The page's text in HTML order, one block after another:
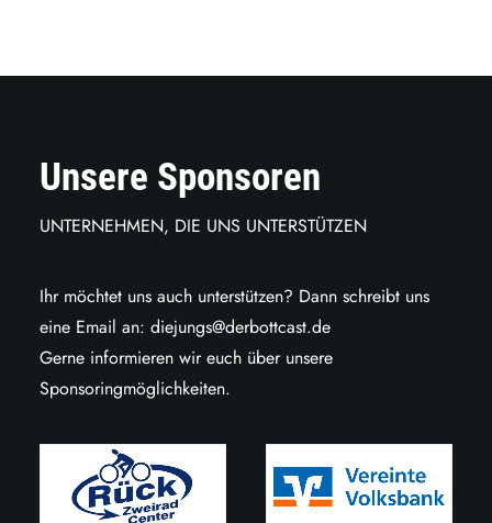
Unsere Sponsoren
UNTERNEHMEN, DIE UNS UNTERSTÜTZEN
Ihr möchtet uns auch unterstützen? Dann schreibt uns
eine Email an: diejungs@derbottcast.de
Gerne informieren wir euch über unsere
Sponsoringmöglichkeiten.